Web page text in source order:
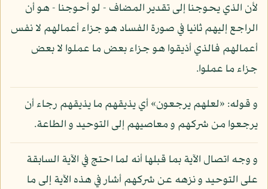
لأن الذي يحوجنا إلى تقدير المضاف - لو أحوجنا - هو أن
الراجع إليهم ثانيا في صورة الفساد هو جزاء أعمالهم لا نفس
أعمالهم فالذي أذيقوا هو جزاء بعض ما عملوا لا بعض
جزاء ما عملوا.
و قوله: «لعلهم يرجعون» أي يذيقهم ما يذيقهم رجاء أن
يرجعوا من شركهم و معاصيهم إلى التوحيد و الطاعة.
و وجه اتصال الآية بما قبلها أنه لما احتج في الآية السابقة
على التوحيد و نزهه عن شركهم أشار في هذه الآية إلى ما